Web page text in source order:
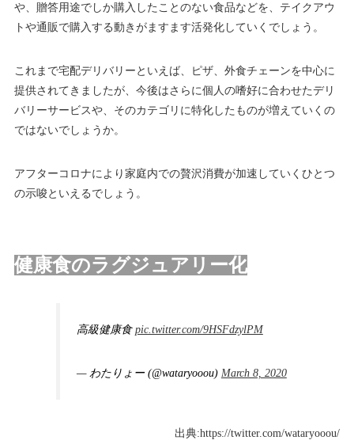
や、贈答用途でしか購入したことのない食品などを、テイクアウ
トや通販で購入する動きがますます活発化していくでしょう。
これまで宅配デリバリーといえば、ピザ、外食チェーンを中心に
提供されてきましたが、今後はさらに個人の嗜好に合わせたデリ
バリーサービスや、そのカテゴリに特化したものが増えていくの
ではないでしょうか。
アフターコロナにより家庭内での贅沢消費が加速していくひとつ
の示唆といえるでしょう。
健康食のラグジュアリー化
高級健康食 pic.twitter.com/9HSFdzylPM
— わたりょー (@wataryooou) March 8, 2020
出典:https://twitter.com/wataryooou/